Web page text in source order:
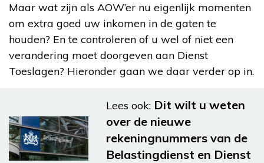
Maar wat zijn als AOW’er nu eigenlijk momenten
om extra goed uw inkomen in de gaten te
houden? En te controleren of u wel of niet een
verandering moet doorgeven aan Dienst
Toeslagen? Hieronder gaan we daar verder op in.
Lees ook: Dit wilt u weten
over de nieuwe
rekeningnummers van de
Belastingdienst en Dienst